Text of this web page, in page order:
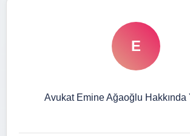
E
Avukat Emine Ağaoğlu Hakkında